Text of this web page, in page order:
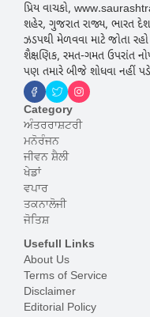
પ્રિય વાચકો,
શહેર, ગુજરાત રાજ્ય, ભારત
ઝડપથી મેળવવા માટે જોતા
શૈક્ષણિક, રમત-ગમત ઉપરાંત
પણ તમારે બીજે શોધવા નહીં
Category
ਅੰਤਰਰਾਸ਼ਟਰੀ
ਮਨੋਰੰਜਨ
ਜੀਵਨ ਸ਼ੈਲੀ
ਖੇਡਾਂ
ਵਪਾਰ
ਤਕਨਾਲੋਜੀ
ਜੋਤਿਸ਼
Usefull Links
About Us
Terms of Service
Disclaimer
Editorial Policy